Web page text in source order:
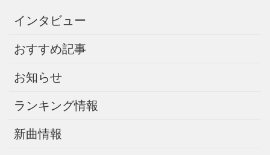
インタビュー
おすすめ記事
お知らせ
ランキング情報
新曲情報